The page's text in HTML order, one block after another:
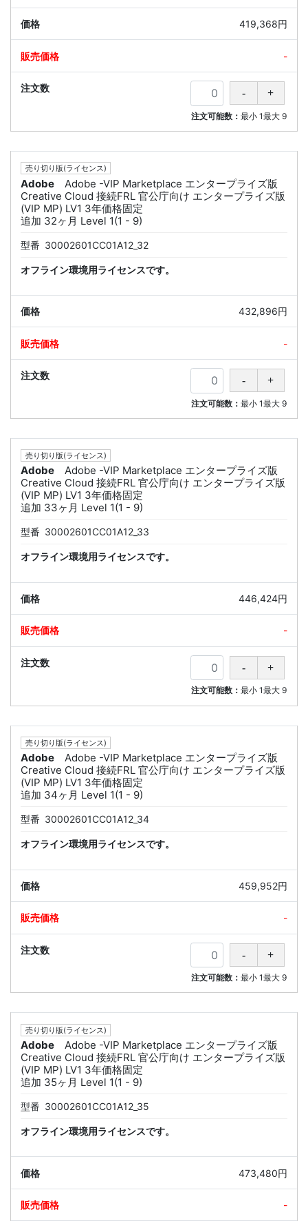
419,368円
-
注文可能数：最小 1最大 9
売り切り版(ライセンス)
Adobe
Adobe -VIP Marketplace エンタープライズ版
Creative Cloud 接続FRL 官公庁向け エンタープライズ版
(VIP MP) LV1 3年価格固定
追加 32ヶ月 Level 1(1 - 9)
型番 30002601CC01A12_32
オフライン環境用ライセンスです。
432,896円
-
注文可能数：最小 1最大 9
売り切り版(ライセンス)
Adobe
Adobe -VIP Marketplace エンタープライズ版
Creative Cloud 接続FRL 官公庁向け エンタープライズ版
(VIP MP) LV1 3年価格固定
追加 33ヶ月 Level 1(1 - 9)
型番 30002601CC01A12_33
オフライン環境用ライセンスです。
446,424円
-
注文可能数：最小 1最大 9
売り切り版(ライセンス)
Adobe
Adobe -VIP Marketplace エンタープライズ版
Creative Cloud 接続FRL 官公庁向け エンタープライズ版
(VIP MP) LV1 3年価格固定
追加 34ヶ月 Level 1(1 - 9)
型番 30002601CC01A12_34
オフライン環境用ライセンスです。
459,952円
-
注文可能数：最小 1最大 9
売り切り版(ライセンス)
Adobe
Adobe -VIP Marketplace エンタープライズ版
Creative Cloud 接続FRL 官公庁向け エンタープライズ版
(VIP MP) LV1 3年価格固定
追加 35ヶ月 Level 1(1 - 9)
型番 30002601CC01A12_35
オフライン環境用ライセンスです。
473,480円
-